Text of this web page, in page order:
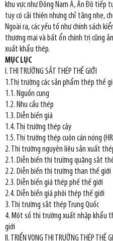
khu vực như Đông Nam Á, Ấn Độ tiếp
tuy có cải thiện nhưng chỉ tăng nhẹ,
Ngoài ra, các yếu tố như chính sách
thương mại và bất ổn chính trị cũng
xuất khẩu thép.
MỤC LỤC
I. THỊ TRƯỜNG SẮT THÉP THẾ GIỚI
1.Thị trường các sản phẩm thép thế
1.1. Nguồn cung
1.2. Nhu cầu thép
1.3. Diễn biến giá
1.4. Thị trường thép cây
1.5. Thị trường thép cuộn cán nóng
2. Thị trường nguyên liệu sản xuất
2.1. Diễn biến thị trường quặng sắt
2.2. Diễn biến thị trường than thế giới
2.3. Diễn biến giá thép phế thế giới
2.4. Diễn biến giá phôi thép thế giới
3. Thị trường sắt thép Trung Quốc
4. Một số thị trường xuất nhập khẩu
giới
II. TRIỂN VỌNG THỊ TRƯỜNG THÉP THẾ